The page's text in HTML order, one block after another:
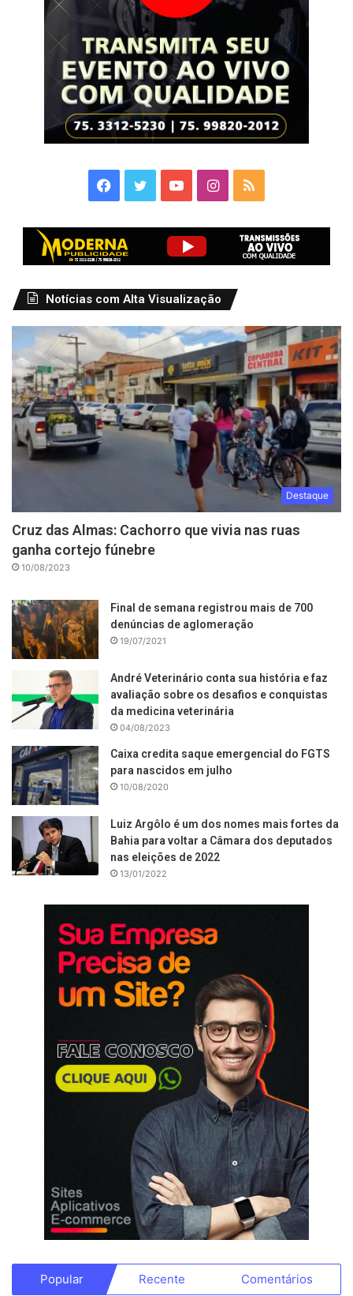
Facebook
TwitterYouTubeInstagram
RSS
Notícias com Alta Visualização
Destaque
Cruz das Almas: Cachorro que vivia nas ruas
ganha cortejo fúnebre
10/08/2023
Final de semana registrou mais de 700
denúncias de aglomeração
19/07/2021
André Veterinário conta sua história e faz
avaliação sobre os desafios e conquistas
da medicina veterinária
04/08/2023
Caixa credita saque emergencial do FGTS
para nascidos em julho
10/08/2020
Luiz Argôlo é um dos nomes mais fortes da
Bahia para voltar a Câmara dos deputados
nas eleições de 2022
13/01/2022
Popular Recente Comentários